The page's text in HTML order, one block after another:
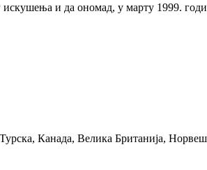
и да ономад, у марту 1999.
Канада, Велика Британија,